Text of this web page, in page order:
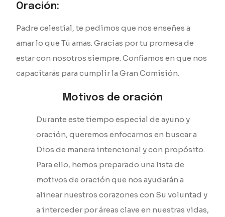
Oración:
Padre celestial, te pedimos que nos enseñes a
amar lo que Tú amas. Gracias por tu promesa de
estar con nosotros siempre. Confiamos en que nos
capacitarás para cumplir la Gran Comisión.
Motivos de oración
Durante este tiempo especial de ayuno y
oración, queremos enfocarnos en buscar a
Dios de manera intencional y con propósito.
Para ello, hemos preparado una lista de
motivos de oración que nos ayudarán a
alinear nuestros corazones con Su voluntad y
a interceder por áreas clave en nuestras vidas,